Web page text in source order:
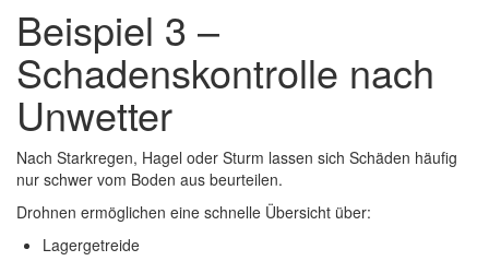
Beispiel 3 –
Schadenskontrolle nach
Unwetter
Nach Starkregen, Hagel oder Sturm lassen sich Schäden häufig
nur schwer vom Boden aus beurteilen.
Drohnen ermöglichen eine schnelle Übersicht über:
Lagergetreide